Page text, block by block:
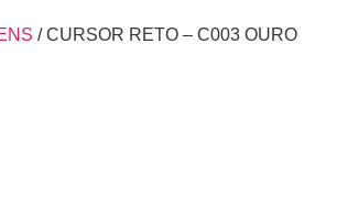
/ CURSOR RETO – C003 OURO